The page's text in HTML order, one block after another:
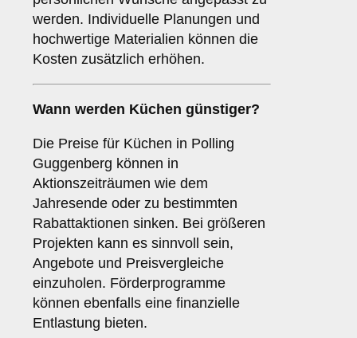
werden. Individuelle Planungen und
hochwertige Materialien können die
Kosten zusätzlich erhöhen.
Wann werden Küchen günstiger?
Die Preise für Küchen in Polling
Guggenberg können in
Aktionszeiträumen wie dem
Jahresende oder zu bestimmten
Rabattaktionen sinken. Bei größeren
Projekten kann es sinnvoll sein,
Angebote und Preisvergleiche
einzuholen. Förderprogramme
können ebenfalls eine finanzielle
Entlastung bieten.